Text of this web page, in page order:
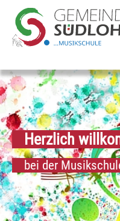
Skip to main navigation
Zum Hauptinhalt springen
Skip to page footer
Herzlich
bei der